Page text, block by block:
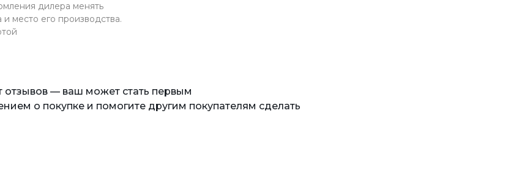
дилера менять
место его производства.
отзывов — ваш может стать первым
о покупке и помогите другим покупателям сделать